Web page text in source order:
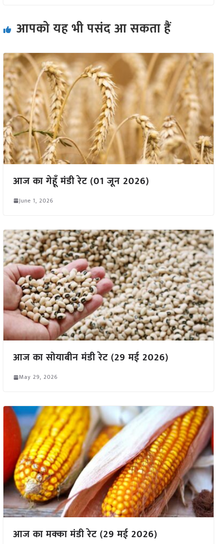
आपको यह भी पसंद आ सकता हैं
आज का गेहूँ मंडी रेट (01 जून 2026)
June 1, 2026
आज का सोयाबीन मंडी रेट (29 मई 2026)
May 29, 2026
आज का मक्का मंडी रेट (29 मई 2026)